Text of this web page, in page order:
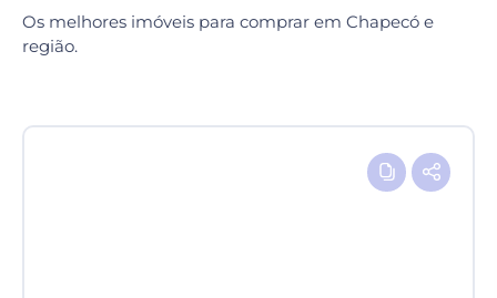
Os melhores imóveis para comprar em Chapecó e
região.